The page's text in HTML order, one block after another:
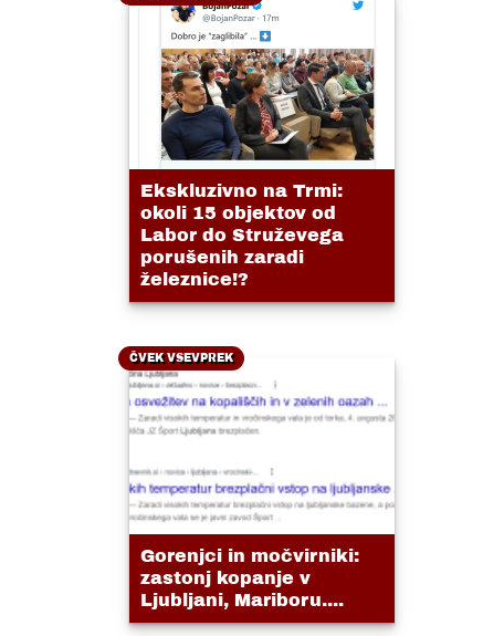
Ekskluzivno na Trmi:
okoli 15 objektov od
Labor do Struževega
porušenih zaradi
železnice!?
ČVEK VSEVPREK
Gorenjci in močvirniki:
zastonj kopanje v
Ljubljani, Mariboru....